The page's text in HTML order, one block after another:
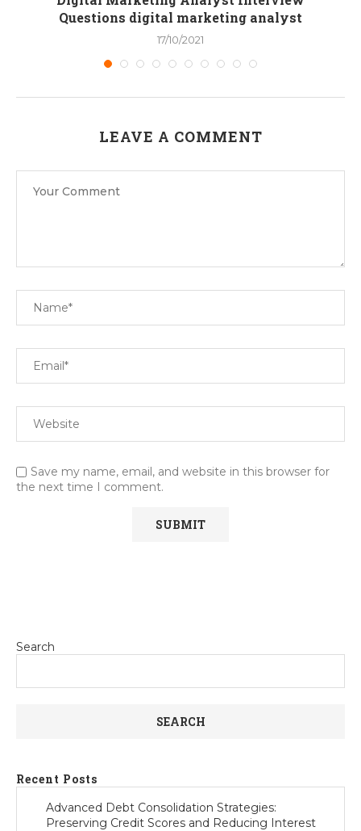
Questions digital marketing analyst
17/10/2021
LEAVE A COMMENT
Save my name, email, and website in this browser for
the next time I comment.
Search
SEARCH
Recent Posts
Advanced Debt Consolidation Strategies:
Preserving Credit Scores and Reducing Interest